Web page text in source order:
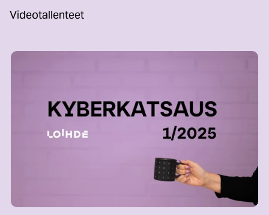
Videotallenteet